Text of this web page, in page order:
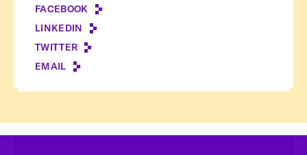
FACEBOOK
LINKEDIN
TWITTER
EMAIL